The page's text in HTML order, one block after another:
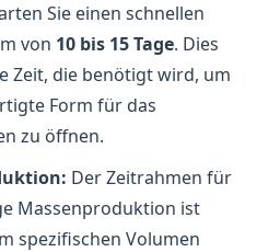
Sie einen schnellen
von 10 bis 15 Tage. Dies
Zeit, die benötigt wird, um
Form für das
zu öffnen.
Der Zeitrahmen für
Massenproduktion ist
spezifischen Volumen